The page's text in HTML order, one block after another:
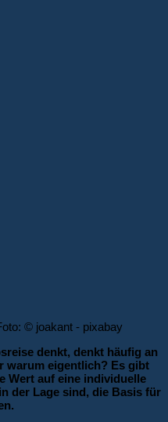
© joakant - pixabay
denkt, denkt häufig an
warum eigentlich? Es gibt
Wert auf eine individuelle
der Lage sind, die Basis für